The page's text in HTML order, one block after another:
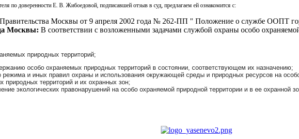
по доверенности Е. В. Жибоедовой, подписавшей отзыв в суд, предлагаем ей ознакомится с:
Москвы от 9 апреля 2002 года № 262-ПП " Положение о службе ООПТ
Москвы: В соответствии с возложенными задачами службой охраны особо
природных территорий;
особо охраняемых природных территорий в состоянии, соответствующем их назначению;
режима и иных правил охраны и использования окружающей среды и природных ресурсов на
природных территорий и их охранных зон;
экологических правонарушений на особо охраняемой природной территории и в ее охранной